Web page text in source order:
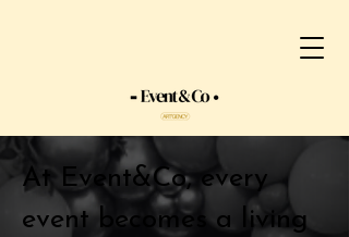
At Event&Co, every
event becomes a living